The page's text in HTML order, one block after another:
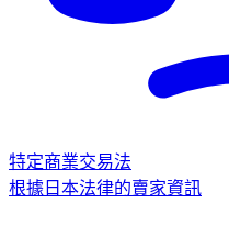
特定商業交易法
根據日本法律的賣家資訊